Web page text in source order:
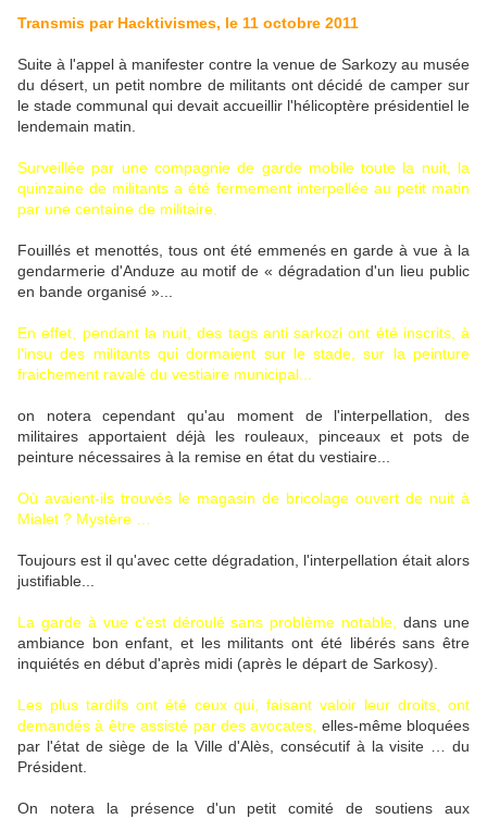
Transmis par Hacktivismes, le 11 octobre 2011
Suite à l'appel à manifester contre la venue de Sarkozy au musée
du désert, un petit nombre de militants ont décidé de camper sur
le stade communal qui devait accueillir l'hélicoptère présidentiel le
lendemain matin.
Surveillée par une compagnie de garde mobile toute la nuit, la
quinzaine de militants a été fermement interpellée au petit matin
par une centaine de militaire.
Fouillés et menottés, tous ont été emmenés en garde à vue à la
gendarmerie d'Anduze au motif de « dégradation d'un lieu public
en bande organisé »...
En effet, pendant la nuit, des tags anti sarkozi ont été inscrits, à
l'insu des militants qui dormaient sur le stade, sur la peinture
fraichement ravalé du vestiaire municipal...
on notera cependant qu'au moment de l'interpellation, des
militaires apportaient déjà les rouleaux, pinceaux et pots de
peinture nécessaires à la remise en état du vestiaire...
Où avaient-ils trouvés le magasin de bricolage ouvert de nuit à
Mialet ? Mystère …
Toujours est il qu'avec cette dégradation, l'interpellation était alors
justifiable...
La garde à vue c'est déroulé sans problème notable,
dans une
ambiance bon enfant, et les militants ont été libérés sans être
inquiétés en début d'après midi (après le départ de Sarkosy).
Les plus tardifs ont été ceux qui, faisant valoir leur droits, ont
demandés à être assisté par des avocates, elles-même bloquées
par l'état de siège de la Ville d'Alès, consécutif à la visite … du
Président.
On notera la présence d'un petit comité de soutiens aux